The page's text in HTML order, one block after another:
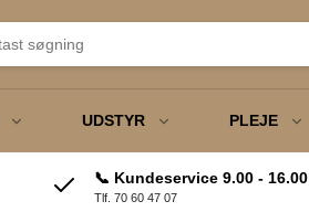
UDSTYR PLEJE
📞 Kundeservice 9.00 - 16.00
Tlf. 70 60 47 07